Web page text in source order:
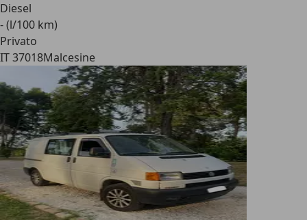
Diesel
- (l/100 km)
Privato
IT 37018Malcesine